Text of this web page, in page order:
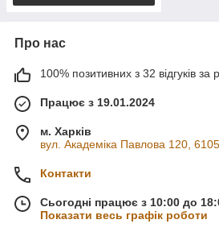
Про нас
100% позитивних з 32 відгуків за
Працює з 19.01.2024
м. Харків
вул. Академіка Павлова 120,
Контакти
Сьогодні працює з 10:00 до
Показати весь графік роботи